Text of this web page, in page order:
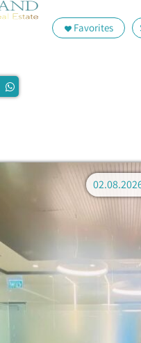
Favorites